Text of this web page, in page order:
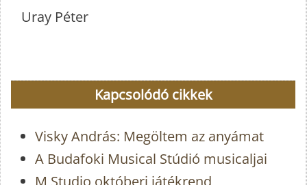
Uray Péter
Kapcsolódó cikkek
Visky András: Megöltem az anyámat
A Budafoki Musical Stúdió musicaljai
M Studio októberi játékrend